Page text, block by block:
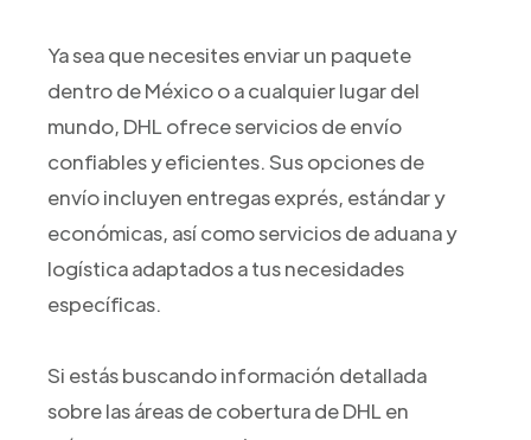
Ya sea que necesites enviar un paquete
dentro de México o a cualquier lugar del
mundo, DHL ofrece servicios de envío
confiables y eficientes. Sus opciones de
envío incluyen entregas exprés, estándar y
económicas, así como servicios de aduana y
logística adaptados a tus necesidades
específicas.
Si estás buscando información detallada
sobre las áreas de cobertura de DHL en